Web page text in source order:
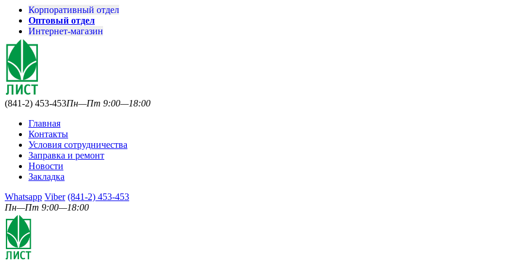
Корпоративный отдел
Оптовый отдел
Интернет-магазин
(841-2) 453-453Пн—Пт 9:00—18:00
Главная
Контакты
Условия сотрудничества
Заправка и ремонт
Новости
Закладка
Whatsapp Viber (841-2) 453-453
Пн—Пт 9:00—18:00